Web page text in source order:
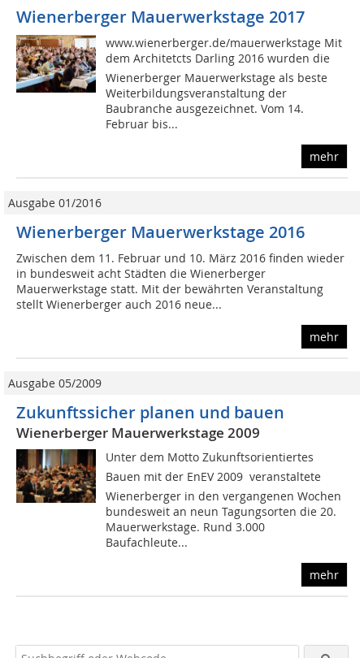
Wienerberger Mauerwerkstage 2017
www.wienerberger.de/mauerwerkstage Mit
dem Architetcts Darling 2016 wurden die
Wienerberger Mauerwerkstage als beste
Weiterbildungsveranstaltung der
Baubranche ausgezeichnet. Vom 14.
Februar bis...
mehr
Ausgabe 01/2016
Wienerberger Mauerwerkstage 2016
Zwischen dem 11. Februar und 10. März 2016 finden wieder
in bundesweit acht Städten die Wienerberger
Mauerwerkstage statt. Mit der bewährten Veranstaltung
stellt Wienerberger auch 2016 neue...
mehr
Ausgabe 05/2009
Zukunftssicher planen und bauen
Wienerberger Mauerwerkstage 2009
Unter dem Motto Zukunftsorientiertes
Bauen mit der EnEV 2009 veranstaltete
Wienerberger in den vergangenen Wochen
bundesweit an neun Tagungsorten die 20.
Mauerwerkstage. Rund 3.000
Baufachleute...
mehr